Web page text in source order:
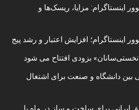
اینستاگرام: مزایا، ریسک‌ها و
اینستاگرام؛ افزایش اعتبار و رشد پیج
نخستی‌سانان» بزودی افتتاح می شود
بین دانشگاه و صنعت برای اشتغال